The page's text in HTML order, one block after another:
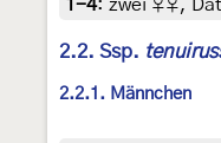
1-4: zwei ♀♀,
2.2. Ssp.
2.2.1. Männchen